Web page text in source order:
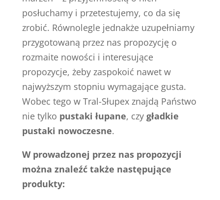
posłuchamy i przetestujemy, co da się
zrobić. Równolegle jednakże uzupełniamy
przygotowaną przez nas propozycję o
rozmaite nowości i interesujące
propozycje, żeby zaspokoić nawet w
najwyższym stopniu wymagające gusta.
Wobec tego w Tral-Słupex znajdą Państwo
nie tylko pustaki łupane, czy gładkie
pustaki nowoczesne.
W prowadzonej przez nas propozycji
można znaleźć także następujące
produkty: